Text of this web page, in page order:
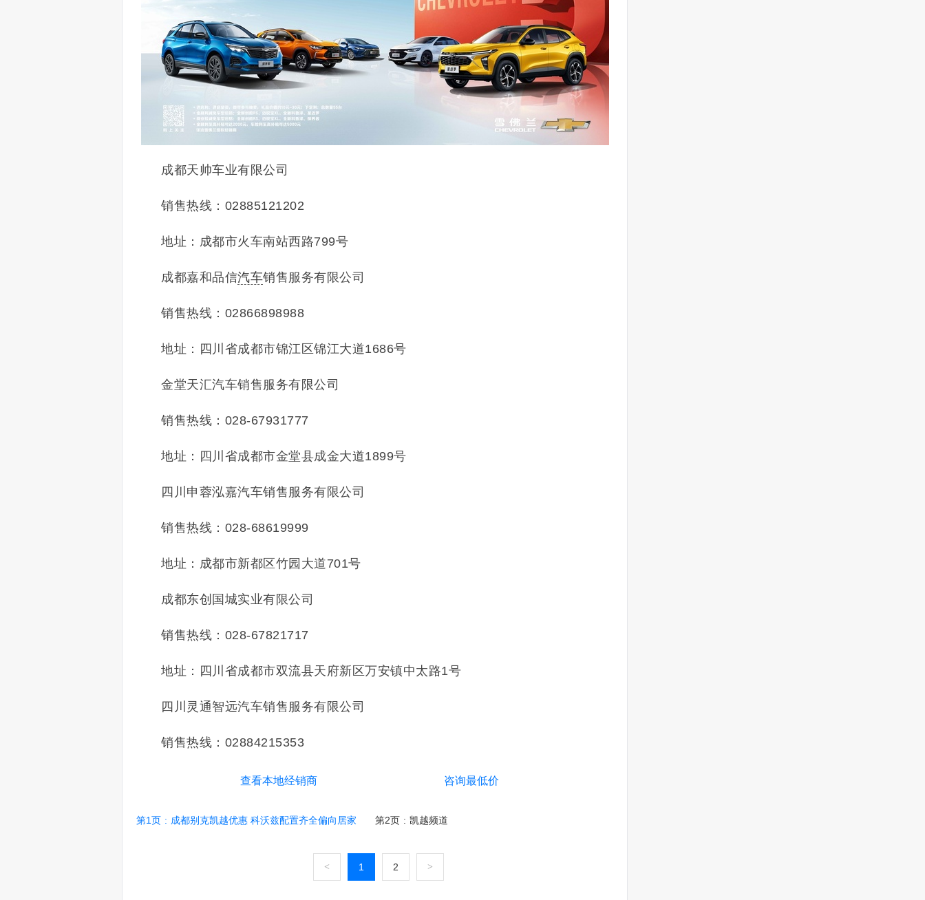
成都天帅车业有限公司
销售热线：02885121202
地址：成都市火车南站西路799号
成都嘉和品信汽车销售服务有限公司
销售热线：02866898988
地址：四川省成都市锦江区锦江大道1686号
金堂天汇汽车销售服务有限公司
销售热线：028-67931777
地址：四川省成都市金堂县成金大道1899号
四川申蓉泓嘉汽车销售服务有限公司
销售热线：028-68619999
地址：成都市新都区竹园大道701号
成都东创国城实业有限公司
销售热线：028-67821717
地址：四川省成都市双流县天府新区万安镇中太路1号
四川灵通智远汽车销售服务有限公司
销售热线：02884215353
查看本地经销商 咨询最低价
第1页 : 成都别克凯越优惠 科沃兹配置齐全偏向居家 第2页 : 凯越频道
< 1 2 >